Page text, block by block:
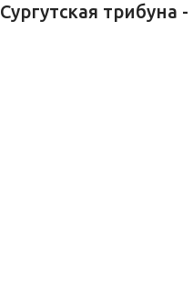
Сургутская трибуна